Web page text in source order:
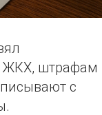
ЖКХ, штрафам
с